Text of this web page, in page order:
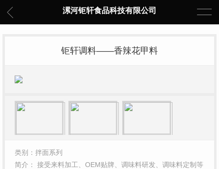
漯河钜轩食品科技有限公司
钜轩调料——香辣花甲料
类别：拌面系列
简介： 接受来料加工、OEM贴牌、调味料研发、调味料定制等